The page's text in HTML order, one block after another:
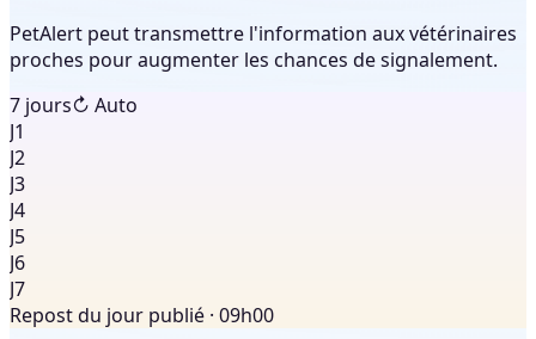
PetAlert peut transmettre l'information aux vétérinaires
proches pour augmenter les chances de signalement.
7 jours↻ Auto
J1
J2
J3
J4
J5
J6
J7
Repost du jour publié · 09h00